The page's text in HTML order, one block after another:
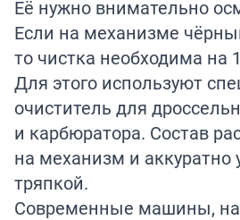
Её нужно внимательно
Если на механизме
то чистка необходима на
Для этого используют
очиститель для
и карбюратора. Состав
на механизм и аккуратно
тряпкой.
Современные машины,